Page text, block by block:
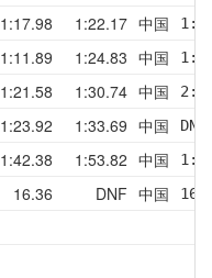
1:17.98 1:22.17 中国
1:11.89 1:24.83 中国
1:21.58 1:30.74 中国
1:23.92 1:33.69 中国
1:42.38 1:53.82 中国
16.36 DNF 中国